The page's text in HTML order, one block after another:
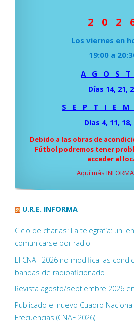
2 0 2
Los viernes en
19:00 a
A G O S T
Días 14, 21,
S E P T I E M
Días 4, 11, 18,
Debido a las obras de
Fútbol podremos tener
acceder al
Aquí más
U.R.E. INFORMA
Ciclo de charlas: La telegrafía: un
comunicarse por radio
El CNAF 2026 no modifica las
bandas de radioaficionado
Revista agosto/septiembre 2026
Publicado el nuevo Cuadro
Frecuencias (CNAF 2026)